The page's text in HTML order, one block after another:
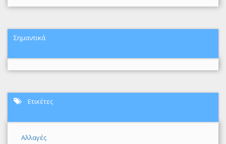
Σημαντικά
Ετικέτες
Αλλαγές